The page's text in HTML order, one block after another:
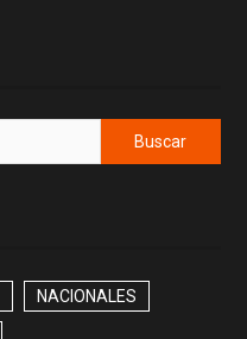
NACIONALES